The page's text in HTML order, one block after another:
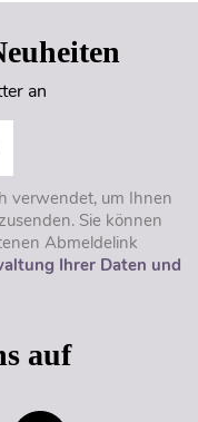
an
verwendet, um Ihnen
Sie können
Abmeldelink
Ihrer Daten und
auf